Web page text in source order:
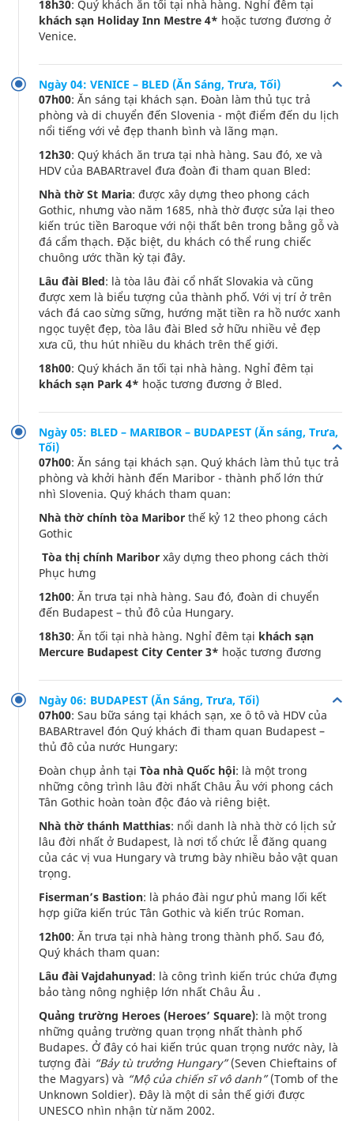
18h30: Quý khách ăn tối tại nhà hàng. Nghỉ đêm tại
khách sạn Holiday Inn Mestre 4* hoặc tương đương ở
Venice.
Ngày 04: VENICE – BLED (Ăn Sáng, Trưa, Tối)
07h00: Ăn sáng tại khách sạn. Đoàn làm thủ tục trả
phòng và di chuyển đến Slovenia - một điểm đến du lịch
nổi tiếng với vẻ đẹp thanh bình và lãng mạn.
12h30: Quý khách ăn trưa tại nhà hàng. Sau đó, xe và
HDV của BABARtravel đưa đoàn đi tham quan Bled:
Nhà thờ St Maria: được xây dựng theo phong cách
Gothic, nhưng vào năm 1685, nhà thờ được sửa lại theo
kiến trúc tiền Baroque với nội thất bên trong bằng gỗ và
đá cẩm thạch. Đặc biệt, du khách có thể rung chiếc
chuông ước thần kỳ tại đây.
Lâu đài Bled: là tòa lâu đài cổ nhất Slovakia và cũng
được xem là biểu tượng của thành phố. Với vị trí ở trên
vách đá cao sừng sững, hướng mặt tiền ra hồ nước xanh
ngọc tuyệt đẹp, tòa lâu đài Bled sở hữu nhiều vẻ đẹp
xưa cũ, thu hút nhiều du khách trên thế giới.
18h00: Quý khách ăn tối tại nhà hàng. Nghỉ đêm tại
khách sạn Park 4* hoặc tương đương ở Bled.
Ngày 05: BLED – MARIBOR – BUDAPEST (Ăn sáng, Trưa,
Tối)
07h00: Ăn sáng tại khách sạn. Quý khách làm thủ tục trả
phòng và khởi hành đến Maribor - thành phố lớn thứ
nhì Slovenia. Quý khách tham quan:
Nhà thờ chính tòa Maribor thế kỷ 12 theo phong cách
Gothic
Tòa thị chính Maribor xây dựng theo phong cách thời
Phục hưng
12h00: Ăn trưa tại nhà hàng. Sau đó, đoàn di chuyển
đến Budapest – thủ đô của Hungary.
18h30: Ăn tối tại nhà hàng. Nghỉ đêm tại khách sạn
Mercure Budapest City Center 3* hoặc tương đương
Ngày 06: BUDAPEST (Ăn Sáng, Trưa, Tối)
07h00: Sau bữa sáng tại khách sạn, xe ô tô và HDV của
BABARtravel đón Quý khách đi tham quan Budapest –
thủ đô của nước Hungary:
Đoàn chụp ảnh tại Tòa nhà Quốc hội: là một trong
những công trình lâu đời nhất Châu Âu với phong cách
Tân Gothic hoàn toàn độc đáo và riêng biệt.
Nhà thờ thánh Matthias: nổi danh là nhà thờ có lịch sử
lâu đời nhất ở Budapest, là nơi tổ chức lễ đăng quang
của các vị vua Hungary và trưng bày nhiều bảo vật quan
trọng.
Fiserman’s Bastion: là pháo đài ngư phủ mang lối kết
hợp giữa kiến trúc Tân Gothic và kiến trúc Roman.
12h00: Ăn trưa tại nhà hàng trong thành phố. Sau đó,
Quý khách tham quan:
Lâu đài Vajdahunyad: là công trình kiến trúc chứa đựng
bảo tàng nông nghiệp lớn nhất Châu Âu .
Quảng trường Heroes (Heroes’ Square): là một trong
những quảng trường quan trọng nhất thành phố
Budapes. Ở đây có hai kiến trúc quan trọng nước này, là
tượng đài “Bảy tù trưởng Hungary”(Seven Chieftains of
the Magyars) và “Mộ của chiến sĩ vô danh”(Tomb of the
Unknown Soldier). Đây là một di sản thế giới được
UNESCO nhìn nhận từ năm 2002.